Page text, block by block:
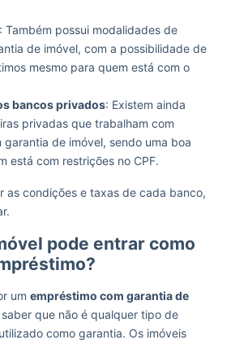
: Também possui modalidades de
de imóvel, com a possibilidade de
mesmo para quem está com o
bancos privados: Existem ainda
privadas que trabalham com
garantia de imóvel, sendo uma boa
está com restrições no CPF.
as condições e taxas de cada banco,
pode entrar como
um empréstimo com garantia de
que não é qualquer tipo de
como garantia. Os imóveis